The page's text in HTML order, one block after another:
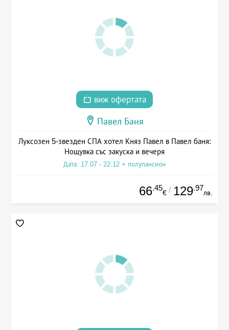
виж офертата
Павел Баня
Луксозен 5-звезден СПА хотел Княз Павел в Павел баня:
Нощувка със закуска и вечеря
Дата: 17.07 - 22.12 + полупансион
66.45
€ / 129.97
лв.